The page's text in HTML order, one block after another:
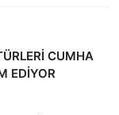
CUMHA
EDİYOR